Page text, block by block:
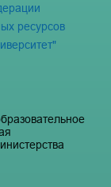
ресурсов